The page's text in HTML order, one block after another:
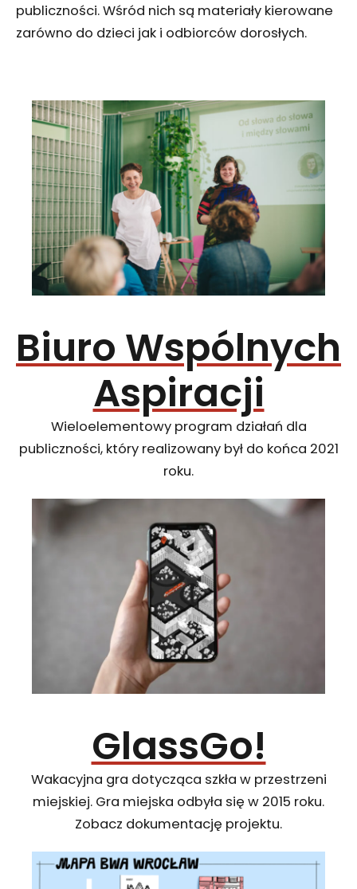
publiczności. Wśród nich są materiały kierowane
zarówno do dzieci jak i odbiorców dorosłych.
Biuro Wspólnych
Aspiracji
Wieloelementowy program działań dla
publiczności, który realizowany był do końca 2021
roku.
GlassGo!
Wakacyjna gra dotycząca szkła w przestrzeni
miejskiej. Gra miejska odbyła się w 2015 roku.
Zobacz dokumentację projektu.